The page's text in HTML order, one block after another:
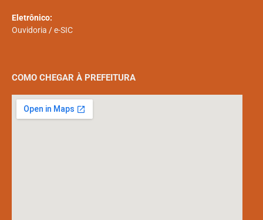
Eletrônico:
Ouvidoria /e-SIC
COMO CHEGAR À PREFEITURA